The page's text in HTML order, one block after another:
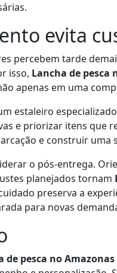
evita
percebem tarde
isso, Lancha de pesca
apenas em uma
estaleiro
e priorizar itens que
e construir uma
o pós-entrega.
planejados tornam
preserva a
para novas
de pesca no Amazonas